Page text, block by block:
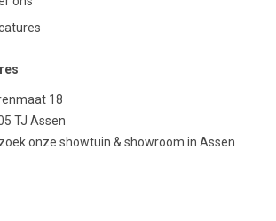
18
TJ Assen
onze showtuin & showroom in Assen